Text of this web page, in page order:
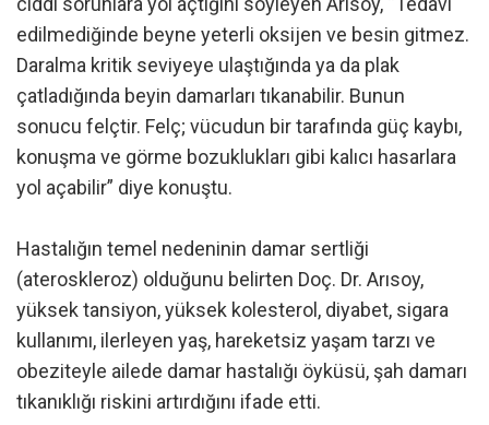
edilmediğinde beyne yeterli oksijen ve besin gitmez.
Daralma kritik seviyeye ulaştığında ya da plak
çatladığında beyin damarları tıkanabilir. Bunun
sonucu felçtir. Felç; vücudun bir tarafında güç kaybı,
konuşma ve görme bozuklukları gibi kalıcı hasarlara
yol açabilir” diye konuştu.
Hastalığın temel nedeninin damar sertliği
(ateroskleroz) olduğunu belirten Doç. Dr. Arısoy,
yüksek tansiyon, yüksek kolesterol, diyabet, sigara
kullanımı, ilerleyen yaş, hareketsiz yaşam tarzı ve
obeziteyle ailede damar hastalığı öyküsü, şah damarı
tıkanıklığı riskini artırdığını ifade etti.